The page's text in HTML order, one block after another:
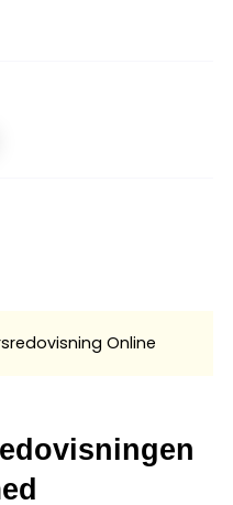
Online